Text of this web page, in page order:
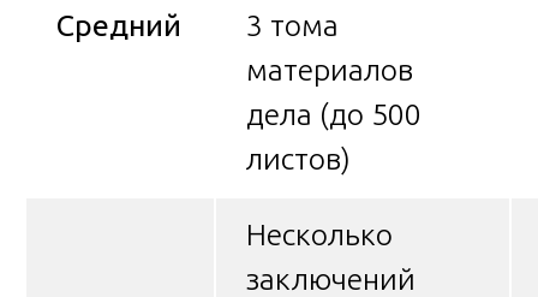
Средний
3 тома
материалов
дела (до 500
листов)
Несколько
заключений